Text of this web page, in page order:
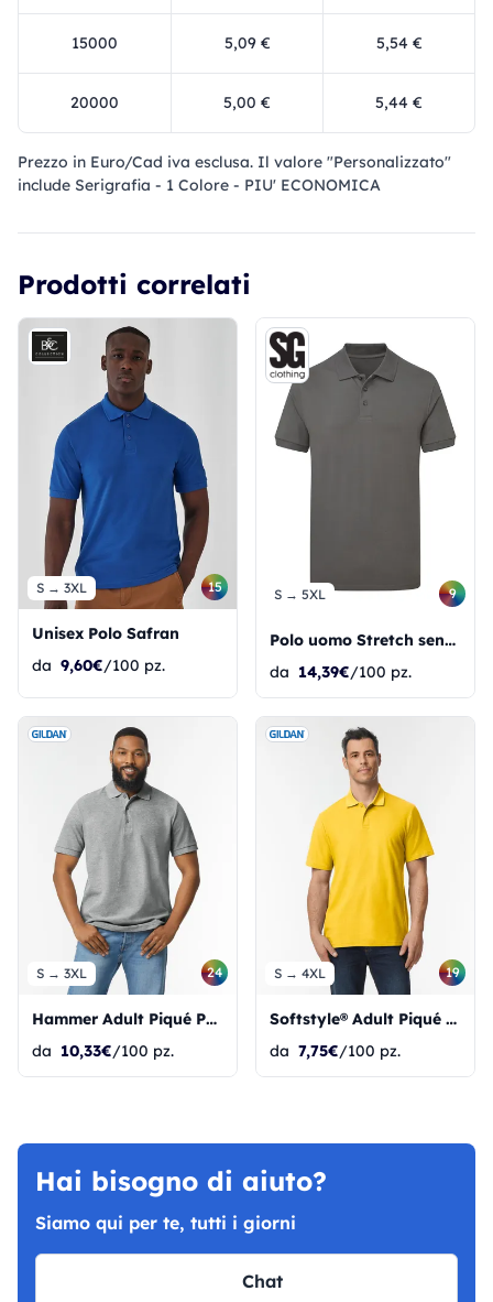
15000 5,09 € 5,54 €
20000 5,00 € 5,44 €
Prezzo in Euro/Cad iva esclusa. Il valore "Personalizzato"
include Serigrafia - 1 Colore - PIU' ECONOMICA
Prodotti correlati
S → 3XL 15
Unisex Polo Safran
da 9,60€/100 pz.
S → 5XL 9
Polo uomo Stretch senza etichetta Signature
da 14,39€/100 pz.
S → 3XL 24
Hammer Adult Piqué Polo
da 10,33€/100 pz.
S → 4XL 19
Softstyle® Adult Piqué Polo
da 7,75€/100 pz.
Hai bisogno di aiuto?
Siamo qui per te, tutti i giorni
Chat